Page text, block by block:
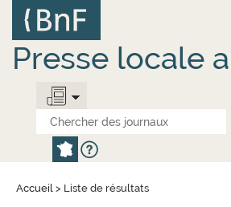
contenu
principal
Presse locale
Accueil > Liste de résultats
Panneau de gestion des cookies